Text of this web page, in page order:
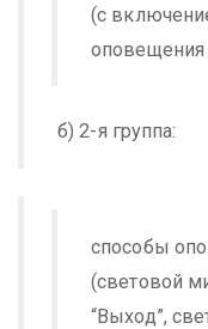
(с
оповещения
б) 2-я группа:
способы
(световой
“Выход”,